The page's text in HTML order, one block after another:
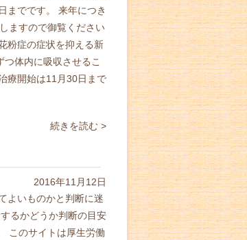
までです。 来年につき
ますので御覧ください
粉症の症状を抑える新
体内に吸収させるこ
療開始は11月30日まで
続きを読む >
2016年11月12日
よいものかと判断に迷
るかどうか判断の目安
このサイトは厚生労働